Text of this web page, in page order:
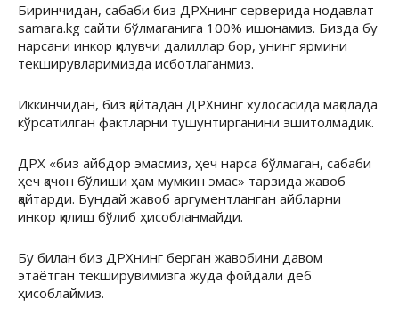
Биринчидан, сабаби биз ДРХнинг серверида нодавлат
samara.kg сайти бўлмаганига 100% ишонамиз. Бизда бу
нарсани инкор қилувчи далиллар бор, унинг ярмини
текширувларимизда исботлаганмиз.
Иккинчидан, биз қайтадан ДРХнинг хулосасида мақолада
кўрсатилган фактларни тушунтирганини эшитолмадик.
ДРХ «биз айбдор эмасмиз, ҳеч нарса бўлмаган, сабаби
ҳеч қачон бўлиши ҳам мумкин эмас» тарзида жавоб
қайтарди. Бундай жавоб аргументланган айбларни
инкор қилиш бўлиб ҳисобланмайди.
Бу билан биз ДРХнинг берган жавобини давом
этаётган текширувимизга жуда фойдали деб
ҳисоблаймиз.